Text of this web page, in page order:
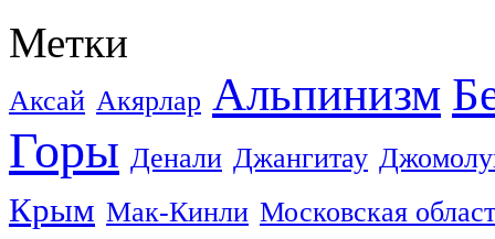
Метки
Аксай Акярлар Альпинизм
Горы Денали Джангитау
Крым Мак-Кинли Московская